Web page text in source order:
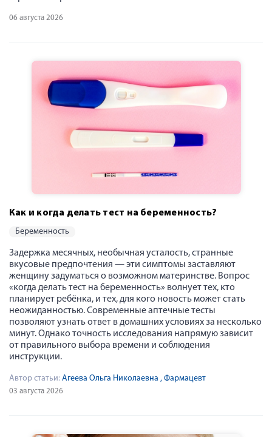
06 августа 2026
Как и когда делать тест на беременность?
беременность
Задержка месячных, необычная усталость, странные
вкусовые предпочтения — эти симптомы заставляют
женщину задуматься о возможном материнстве. Вопрос
«когда делать тест на беременность» волнует тех, кто
планирует ребёнка, и тех, для кого новость может стать
неожиданностью. Современные аптечные тесты
позволяют узнать ответ в домашних условиях за несколько
минут. Однако точность исследования напрямую зависит
от правильного выбора времени и соблюдения
инструкции.
Автор статьи: Агеева Ольга Николаевна , Фармацевт
03 августа 2026